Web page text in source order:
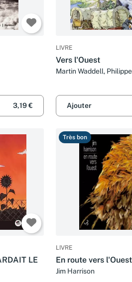
3,19 €
LIVRE
Vers l'Ouest
Martin Waddell, Philippe
Ajouter
LE
Très bon
LIVRE
En route vers l'Ouest
Jim Harrison